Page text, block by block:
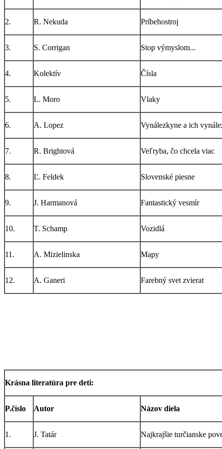
2. R. Nekuda Príbehostroj
3. S. Corrigan Stop výmyslom...
4. Kolektív Čísla
5. L. Moro Vlaky
6. A. Lopez Vynálezkyne a ich
7. R. Brightová Veľryba, čo chcela viac
8. Ľ. Feldek Slovenské piesne
9. J. Harmanová Fantastický vesmír
10. T. Schamp Vozidlá
11. A. Mizielinska Mapy
12. A. Ganeri Farebný svet zvierat
Krásna literatúra pre deti:
P.číslo Autor Názov diela
1. J. Tatár Najkrajšie turčianske